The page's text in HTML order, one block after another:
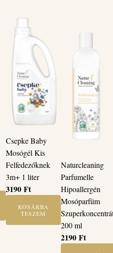
Csepke Baby
Mosógél Kis
Felfedezőknek
3m+ 1 liter
3190 Ft
KOSÁRBA
TESZEM
Naturcleaning
Parfumelle
Hipoallergén
Mosóparfüm
200 ml
2190 Ft